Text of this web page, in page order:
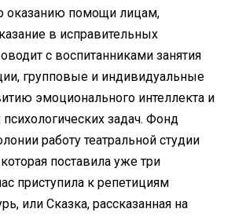
оказанию помощи лицам,
в исправительных
с воспитанниками занятия
групповые и индивидуальные
эмоционального интеллекта и
задач. Фонд
работу театральной студии
поставила уже три
приступила к репетициям
или Сказка, рассказанная на